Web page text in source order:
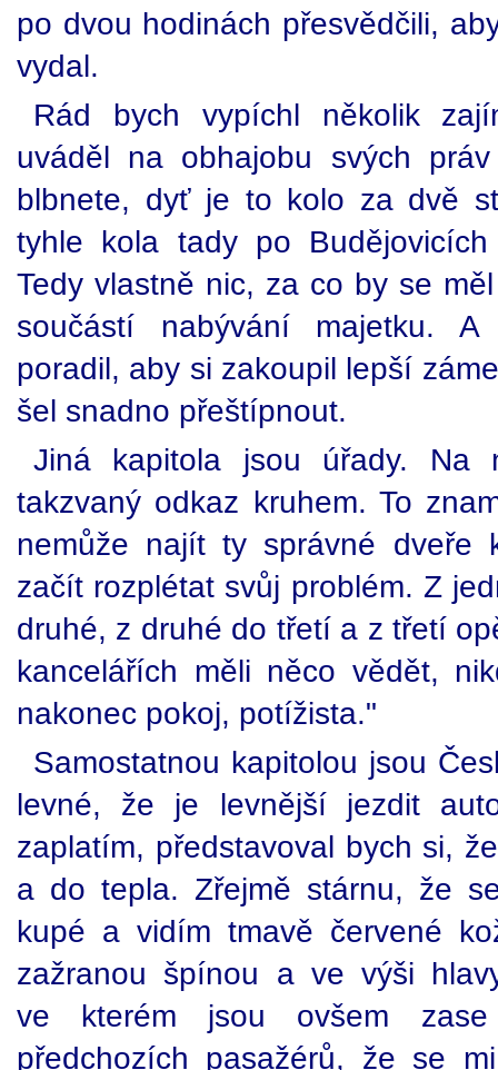
po dvou hodinách přesvědčili,
vydal.
Rád bych vypíchl několik
uváděl na obhajobu svých
blbnete, dyť je to kolo za dvě
tyhle kola tady po
Tedy vlastně nic, za co by se
součástí nabývání majetku. A
poradil, aby si zakoupil lepší
šel snadno přeštípnout.
Jiná kapitola jsou úřady. Na
takzvaný odkaz kruhem. To
nemůže najít ty správné dveře
začít rozplétat svůj problém. Z
druhé, z druhé do třetí a z třetí
kancelářích měli něco vědět,
nakonec pokoj, potížista."
Samostatnou kapitolou jsou
levné, že je levnější jezdit
zaplatím, představoval bych si,
a do tepla. Zřejmě stárnu, že
kupé a vidím tmavě červené
zažranou špínou a ve výši
ve kterém jsou ovšem
předchozích pasažérů, že se